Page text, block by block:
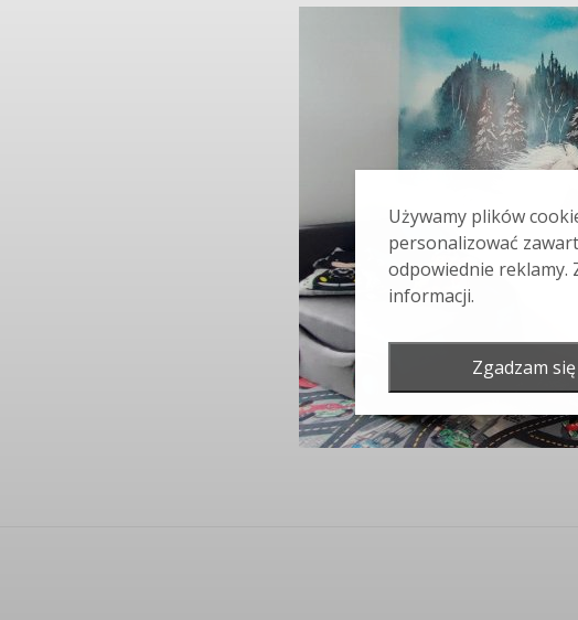
Używamy plików
personalizować
odpowiednie reklamy.
informacji.
Zgadzam się